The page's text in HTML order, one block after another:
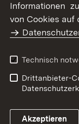
Informationen
von Cookies auf
Technisch
Drittanbieter-
Akzeptieren